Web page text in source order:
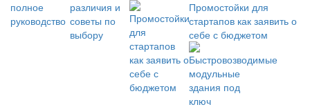
Промостойки для
стартапов как заявить о
себе с бюджетом